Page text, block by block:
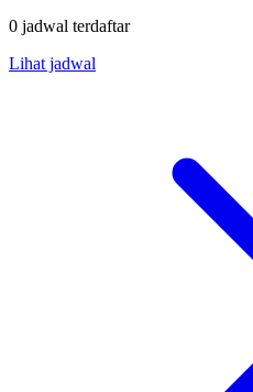
0 jadwal terdaftar
Lihat jadwal